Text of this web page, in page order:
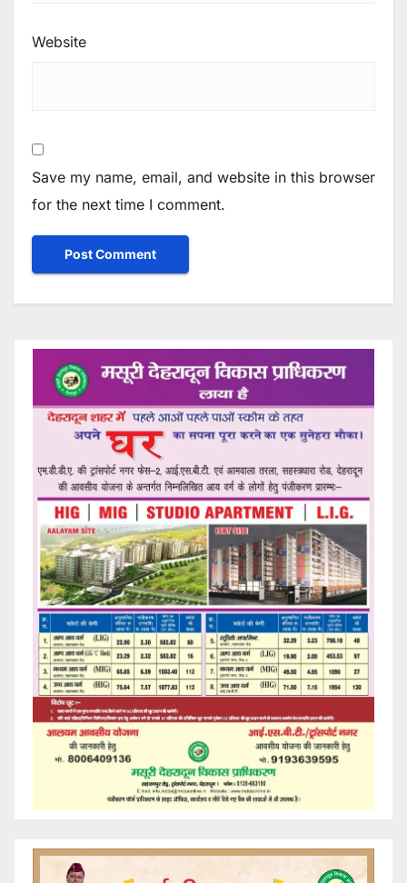
Website
Save my name, email, and website in this browser
for the next time I comment.